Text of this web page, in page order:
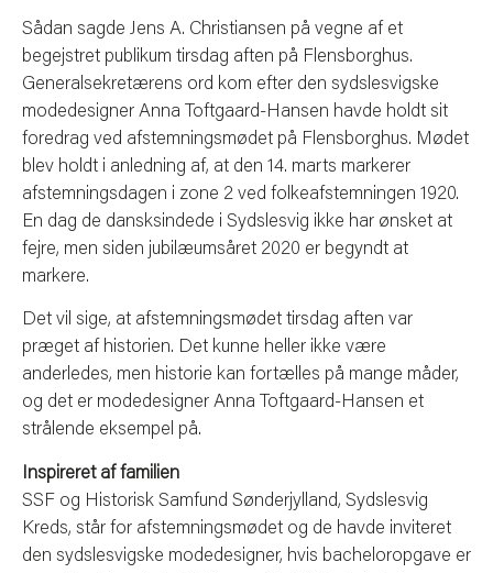
Sådan sagde Jens A. Christiansen på vegne af et
begejstret publikum tirsdag aften på Flensborghus.
Generalsekretærens ord kom efter den sydslesvigske
modedesigner Anna Toftgaard-Hansen havde holdt sit
foredrag ved afstemningsmødet på Flensborghus. Mødet
blev holdt i anledning af, at den 14. marts markerer
afstemningsdagen i zone 2 ved folkeafstemningen 1920.
En dag de dansksindede i Sydslesvig ikke har ønsket at
fejre, men siden jubilæumsåret 2020 er begyndt at
markere.
Det vil sige, at afstemningsmødet tirsdag aften var
præget af historien. Det kunne heller ikke være
anderledes, men historie kan fortælles på mange måder,
og det er modedesigner Anna Toftgaard-Hansen et
strålende eksempel på.
Inspireret af familien
SSF og Historisk Samfund Sønderjylland, Sydslesvig
Kreds, står for afstemningsmødet og de havde inviteret
den sydslesvigske modedesigner, hvis bacheloropgave er